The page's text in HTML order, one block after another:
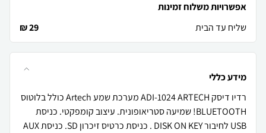
אפשרויות משלוח זמינות
שליח עד הבית
29 ₪
מידע כללי
רדיו דיסק ADI-1024 ARTECH מערכת שמע Artech כולל בלוטוס
BLUETOOTH! שמיעה סטריאופונית. עיצוב קומפקטי. כניסת
USB לחיבור DISK ON KEY . כניסת כרטיס זיכרון SD. כניסת AUX